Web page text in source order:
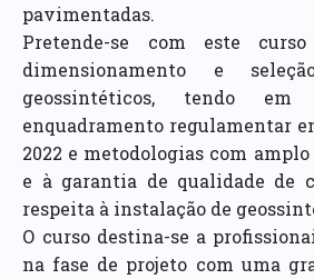
pavimentadas.
Pretende-se com este
dimensionamento e
geossintéticos, tendo em
enquadramento regulamentar
2022 e metodologias com
e à garantia de qualidade de
respeita à instalação de
O curso destina-se a
na fase de projeto com uma